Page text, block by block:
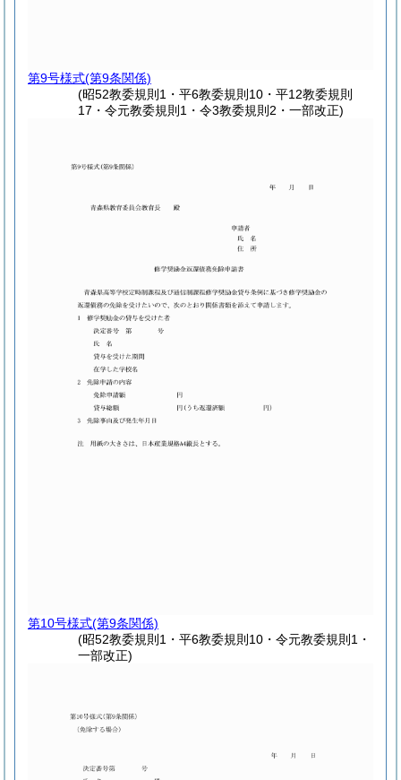
第9号様式(第9条関係)
(昭52教委規則1・平6教委規則10・平12教委規則
17・令元教委規則1・令3教委規則2・一部改正)
第10号様式(第9条関係)
(昭52教委規則1・平6教委規則10・令元教委規則1・
一部改正)